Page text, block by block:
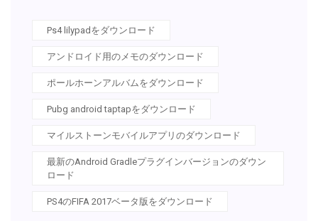
Ps4 lilypadをダウンロード
アンドロイド用のメモのダウンロード
ポールホーンアルバムをダウンロード
Pubg android taptapをダウンロード
マイルストーンモバイルアプリのダウンロード
最新のAndroid Gradleプラグインバージョンのダウン
ロード
PS4のFIFA 2017ベータ版をダウンロード